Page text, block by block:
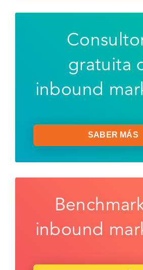
gratuita
inbound
SABER MÁS
inbound